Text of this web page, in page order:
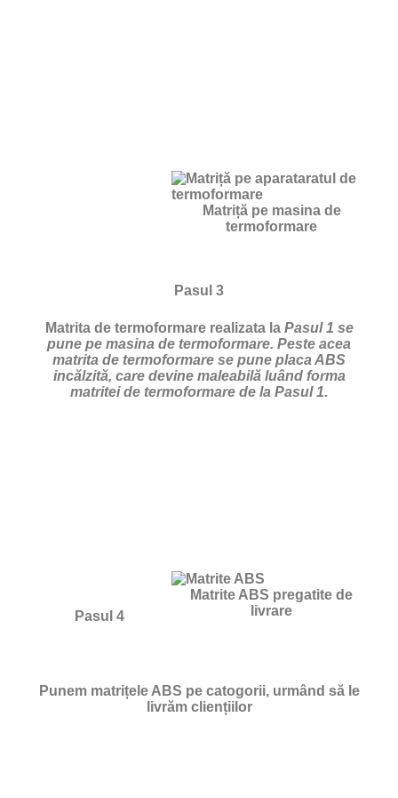
Matriță pe masina de
termoformare
Pasul 3
Matrita de termoformare realizata la Pasul 1 se
pune pe masina de termoformare. Peste acea
matrita de termoformare se pune placa ABS
incălzită, care devine maleabilă luând forma
matritei de termoformare de la Pasul 1.
Matrite ABS pregatite de
livrare
Pasul 4
Punem matrițele ABS pe catogorii, urmând să le
livrăm cliențiilor